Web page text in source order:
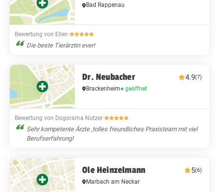
Bad Rappenau
Bewertung von Ellen·
Die beste Tierärztin ever!
Dr. Neubacher 4.9(7)
Brackenheim● geöffnet
Bewertung von Dogorama Nutzer·
Sehr kompetente Ärzte ,tolles freundliches Praxisteam mit viel
Berufserfahrung!
Ole Heinzelmann 5(6)
Marbach am Neckar